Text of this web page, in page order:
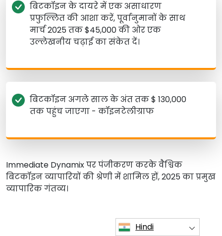
बिटकॉइन के दायरे में एक असाधारण
प्रफुल्लित की आशा करें, पूर्वानुमानों के साथ
मार्च 2025 तक $45,000 की ओर एक
उल्लेखनीय चढ़ाई का संकेत दें।
बिटकॉइन अगले साल के अंत तक $ 130,000
तक पहुंच जाएगा - कॉइनटेलीग्राफ
Immediate Dynamix पर पंजीकरण करके वैश्विक
बिटकॉइन व्यापारियों की श्रेणी में शामिल हों, 2025 का प्रमुख
व्यापारिक गंतव्य।
Hindi